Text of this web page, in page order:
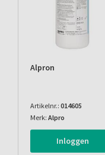
Alpron
Artikelnr.: 014605
Merk: Alpro
Inloggen